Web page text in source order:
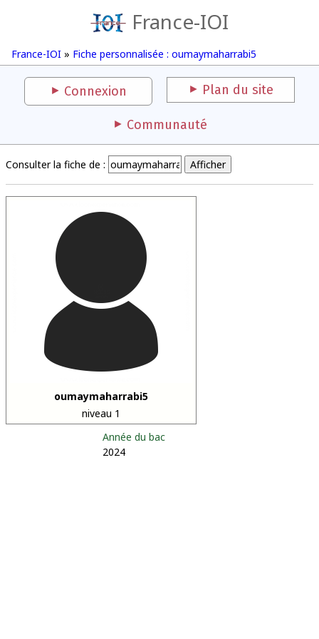
France-IOI
France-IOI » Fiche personnalisée : oumaymaharrabi5
Connexion Plan du site
Communauté
Consulter la fiche de :
oumaymaharrabi5
niveau 1
Année du bac
2024